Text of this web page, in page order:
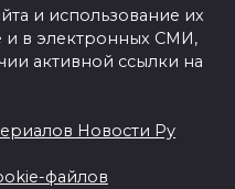
и использование их
и в электронных СМИ,
активной ссылки на
Новости Ру
файлов